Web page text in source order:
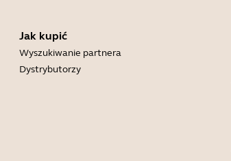
Jak kupić
Wyszukiwanie partnera
Dystrybutorzy